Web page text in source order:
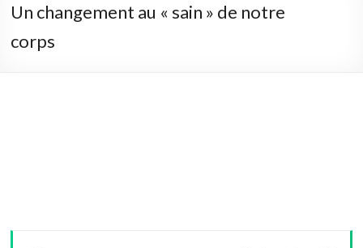
Un changement au « sain » de notre
corps